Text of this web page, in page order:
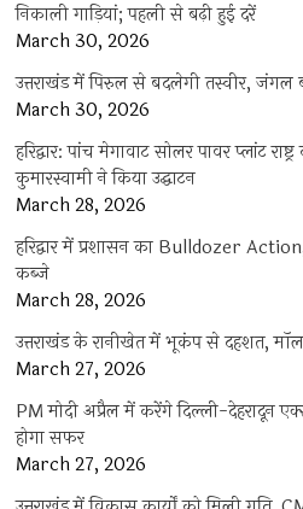
निकाली गाड़ियां; पहली से बढ़ी हुई दरें
March 30, 2026
उत्तराखंड में पिरुल से बदलेगी तस्वीर,
March 30, 2026
हरिद्वार: पांच मेगावाट सोलर पावर प्लांट
कुमारस्वामी ने किया उद्घाटन
March 28, 2026
हरिद्वार में प्रशासन का Bulldozer
कब्जे
March 28, 2026
उत्तराखंड के रानीखेत में भूकंप से दहशत,
March 27, 2026
PM मोदी अप्रैल में करेंगे दिल्ली-देहरादून
होगा सफर
March 27, 2026